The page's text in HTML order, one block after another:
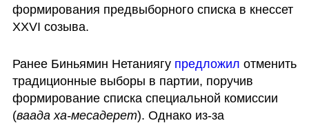
формирования предвыборного списка в кнессет
XXVI созыва.
Ранее Биньямин Нетаниягу предложил отменить
традиционные выборы в партии, поручив
формирование списка специальной комиссии
(ваада ха-месадерет
). Однако из-за